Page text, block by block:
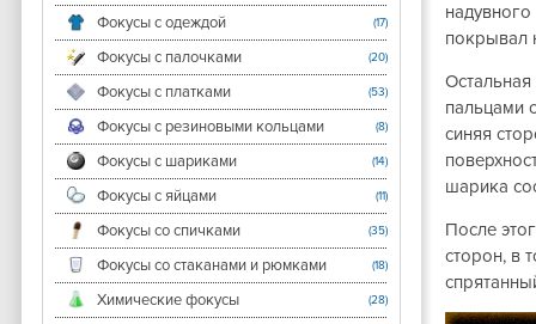
Фокусы с одеждой (17)
Фокусы с палочками (20)
Фокусы с платками (53)
Фокусы с резиновыми кольцами (8)
Фокусы с шариками (14)
Фокусы с яйцами (11)
Фокусы со спичками (35)
Фокусы со стаканами и рюмками (18)
Химические фокусы (28)
покрывал
пальцами
синяя
шарика
После
сторон, в